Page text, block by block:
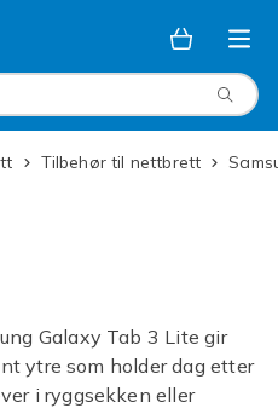
Tilbehør til nettbrett
Galaxy Tab 3 Lite gir
ytre som holder dag etter
i ryggsekken eller